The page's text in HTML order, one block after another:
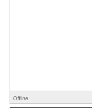
Offline